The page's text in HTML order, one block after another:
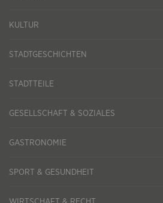
KULTUR
STADTGESCHICHTEN
STADTTEILE
GESELLSCHAFT & SOZIALES
GASTRONOMIE
SPORT & GESUNDHEIT